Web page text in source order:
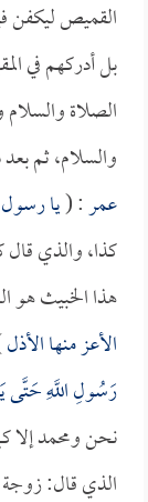
القميص ليكفن
بل أدركهم في
الصلاة
والسلام، ثم
عمر: (يا رسول
كذا، والذي
هذا الخبيث هو
الأعز منها الأذل
رَسُولِ اللَّهِ حَتَّى
نحن ومحمد
الذي قال: